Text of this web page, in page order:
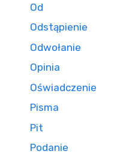
Od
Odstąpienie
Odwołanie
Opinia
Oświadczenie
Pisma
Pit
Podanie